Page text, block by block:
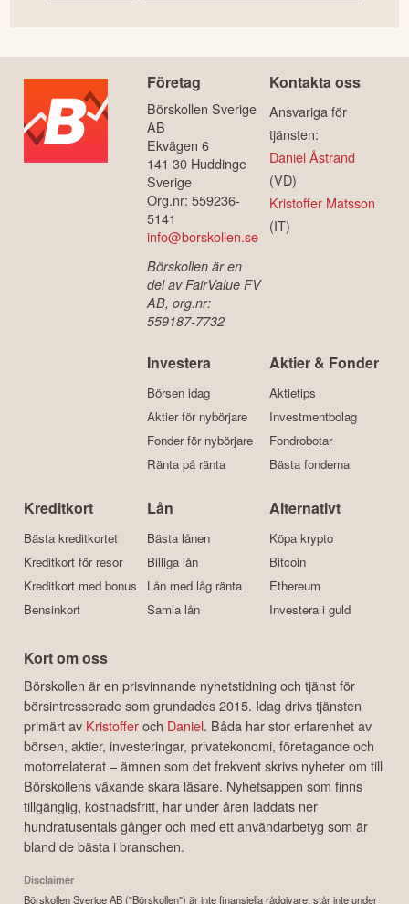
Företag
Börskollen Sverige
AB
Ekvägen 6
141 30 Huddinge
Sverige
Org.nr: 559236-
5141
info@borskollen.se
Börskollen är en
del av FairValue FV
AB, org.nr:
559187-7732
Kontakta oss
Ansvariga för
tjänsten:
Daniel Åstrand
(VD)
Kristoffer Matsson
(IT)
Investera
Börsen idag
Aktier för nybörjare
Fonder för nybörjare
Ränta på ränta
Aktier & Fonder
Aktietips
Investmentbolag
Fondrobotar
Bästa fonderna
Kreditkort
Bästa kreditkortet
Kreditkort för resor
Kreditkort med bonus
Bensinkort
Lån
Bästa lånen
Billiga lån
Lån med låg ränta
Samla lån
Alternativt
Köpa krypto
Bitcoin
Ethereum
Investera i guld
Kort om oss
Börskollen är en prisvinnande nyhetstidning och tjänst för
börsintresserade som grundades 2015. Idag drivs tjänsten
primärt av Kristofferoch Daniel. Båda har stor erfarenhet av
börsen, aktier, investeringar, privatekonomi, företagande och
motorrelaterat – ämnen som det frekvent skrivs nyheter om till
Börskollens växande skara läsare. Nyhetsappen som finns
tillgänglig, kostnadsfritt, har under åren laddats ner
hundratusentals gånger och med ett användarbetyg som är
bland de bästa i branschen.
Disclaimer
Börskollen Sverige AB ("Börskollen") är inte finansiella rådgivare, står inte under